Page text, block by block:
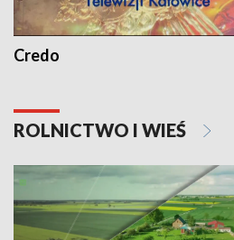
Credo
ROLNICTWO I WIEŚ